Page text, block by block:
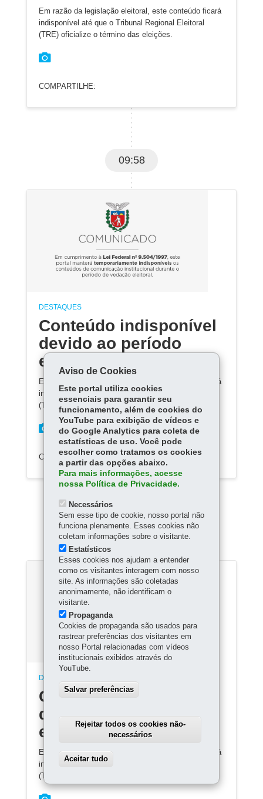
Em razão da legislação eleitoral, este conteúdo ficará
indisponível até que o Tribunal Regional Eleitoral
(TRE) oficialize o término das eleições.
COMPARTILHE:
09:58
DESTAQUES
Conteúdo indisponível
devido ao período
eleitoral
Em razão da legislação eleitoral, este conteúdo ficará
indisponível até que o Tribunal Regional Eleitoral
(TRE) oficialize o término das eleições.
COMPARTILHE:
09:45
DESTAQUES
Conteúdo indisponível
devido ao período
eleitoral
Em razão da legislação eleitoral, este conteúdo ficará
indisponível até que o Tribunal Regional Eleitoral
(TRE) oficialize o término das eleições.
Aviso de Cookies
Este portal utiliza cookies
essenciais para garantir seu
funcionamento, além de cookies do
YouTube para exibição de vídeos e
do Google Analytics para coleta de
estatísticas de uso. Você pode
escolher como tratamos os cookies
a partir das opções abaixo.
Para mais informações, acesse
nossa Política de Privacidade.
Necessários
Sem esse tipo de cookie, nosso portal não
funciona plenamente. Esses cookies não
coletam informações sobre o visitante.
Estatísticos
Esses cookies nos ajudam a entender
como os visitantes interagem com nosso
site. As informações são coletadas
anonimamente, não identificam o
visitante.
Propaganda
Cookies de propaganda são usados para
rastrear preferências dos visitantes em
nosso Portal relacionadas com vídeos
institucionais exibidos através do
YouTube.
Salvar preferências
Rejeitar todos os cookies não-
necessários
Aceitar tudo